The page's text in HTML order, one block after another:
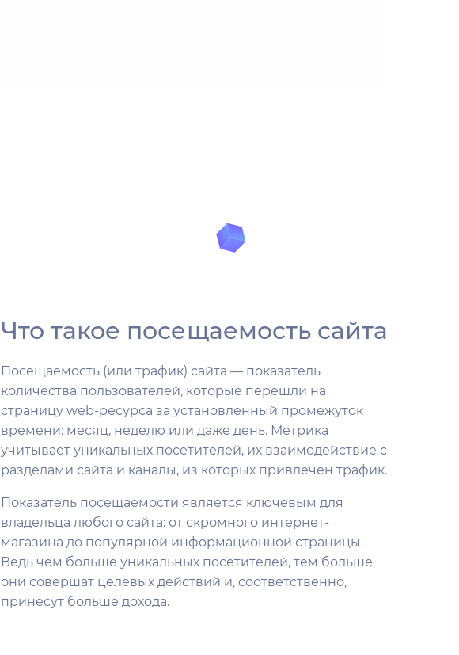
Что такое посещаемость сайта
Посещаемость (или трафик) сайта — показатель
количества пользователей, которые перешли на
страницу web-ресурса за установленный промежуток
времени: месяц, неделю или даже день. Метрика
учитывает уникальных посетителей, их взаимодействие с
разделами сайта и каналы, из которых привлечен трафик.
Показатель посещаемости является ключевым для
владельца любого сайта: от скромного интернет-
магазина до популярной информационной страницы.
Ведь чем больше уникальных посетителей, тем больше
они совершат целевых действий и, соответственно,
принесут больше дохода.